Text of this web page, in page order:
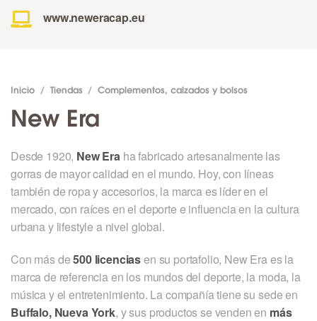
www.neweracap.eu
Inicio / Tiendas / Complementos, calzados y bolsos
New Era
Desde 1920, New Eraha fabricado artesanalmente las
gorras de mayor calidad en el mundo. Hoy, con líneas
también de ropa y accesorios, la marca es líder en el
mercado, con raíces en el deporte e influencia en la cultura
urbana y lifestyle a nivel global.
Con más de500 licenciasen su portafolio, New Era es la
marca de referencia en los mundos del deporte, la moda, la
música y el entretenimiento. La compañía tiene su sede en
Buffalo, Nueva York, y sus productos se venden en más